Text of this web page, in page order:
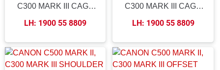
C300 MARK III CAGE
LH: 1900 55 8809
C300 MARK III CAGE
EVF MOUNT
LH: 1900 55 8809